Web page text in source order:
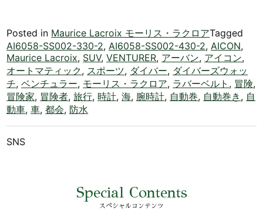
Posted in Maurice Lacroix モーリス・ラクロアTagged
AI6058-SS002-330-2,AI6058-SS002-430-2,AICON,
Maurice Lacroix, SUV,VENTURER, アーバン, アイコン,
オートマティック, スポーツ, ダイバー, ダイバーズウォッ
チ,ベンチュラー, モーリス・ラクロア, ラバーベルト , 冒険,
冒険家, 冒険者,旅行, 時計,海, 腕時計, 自動巻, 自動巻き , 自
動車,車,都会, 防水
SNS
Special Contents
スペシャルコンテンツ